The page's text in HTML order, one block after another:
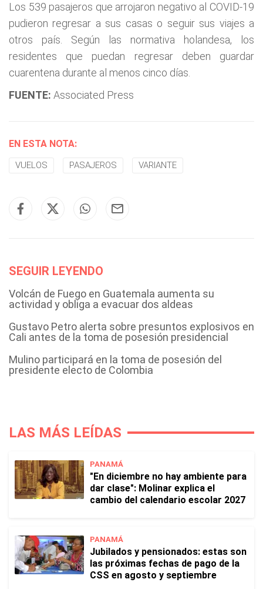
Los 539 pasajeros que arrojaron negativo al COVID-19
pudieron regresar a sus casas o seguir sus viajes a
otros país. Según las normativa holandesa, los
residentes que puedan regresar deben guardar
cuarentena durante al menos cinco días.
FUENTE: Associated Press
EN ESTA NOTA:
VUELOS PASAJEROS VARIANTE
SEGUIR LEYENDO
Volcán de Fuego en Guatemala aumenta su
actividad y obliga a evacuar dos aldeas
Gustavo Petro alerta sobre presuntos explosivos en
Cali antes de la toma de posesión presidencial
Mulino participará en la toma de posesión del
presidente electo de Colombia
LAS MÁS LEÍDAS
PANAMÁ
"En diciembre no hay ambiente para
dar clase": Molinar explica el
cambio del calendario escolar 2027
PANAMÁ
Jubilados y pensionados: estas son
las próximas fechas de pago de la
CSS en agosto y septiembre